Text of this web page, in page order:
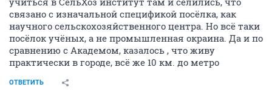
связано с изначальной спецификой посёлка, как
научного сельскохозяйственного центра. Но всё таки
посёлок учёных, а не промышленная окраина. Да и по
сравнению с Академом, казалось , что живу
практически в городе, всё же 10 км. до метро
ОТВЕТИТЬ